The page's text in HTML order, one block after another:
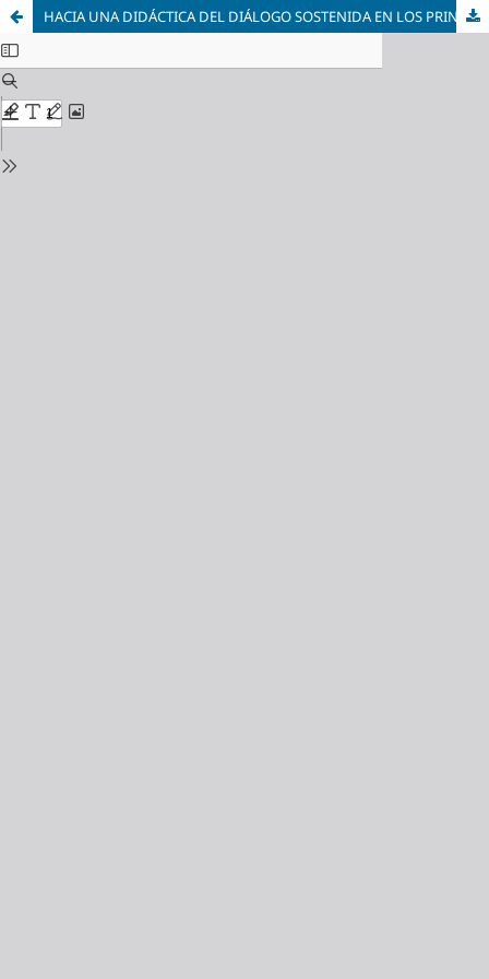
HACIA UNA DIDÁCTICA DEL DIÁLOGO SOSTENIDA EN LOS PRINCIPIOS DE LA CULTURA DE PAZ